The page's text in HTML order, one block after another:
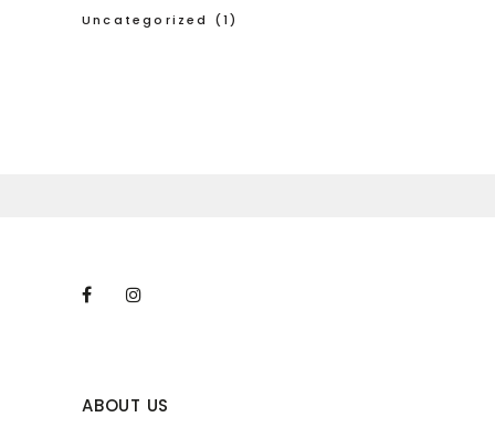
Uncategorized
(1)
ABOUT US